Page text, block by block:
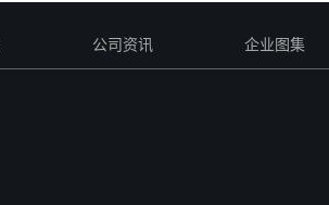
公司资讯 企业图集